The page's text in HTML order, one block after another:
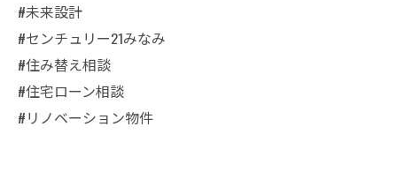
#未来設計
#センチュリー21みなみ
#住み替え相談
#住宅ローン相談
#リノベーション物件